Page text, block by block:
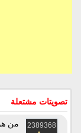
تصويتات مشتعلة
2389368 من